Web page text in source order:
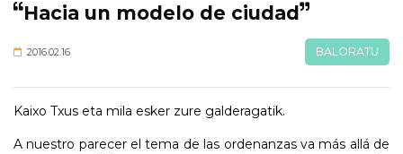
Hacia un modelo de ciudad
2016.02.16 BALORATU
Kaixo Txus eta mila esker zure galderagatik.
A nuestro parecer el tema de las ordenanzas va más allá de